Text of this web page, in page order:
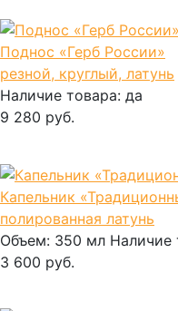
Поднос «Герб России»
резной, круглый, латунь
Наличие товара: да
9 280 руб.
Капельник
полированная латунь
Объем: 350 мл Наличие
3 600 руб.